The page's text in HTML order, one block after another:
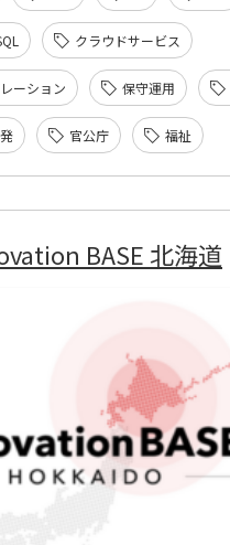
クラウドサービス
ーション 保守運用
官公庁 福祉
BASE 北海道